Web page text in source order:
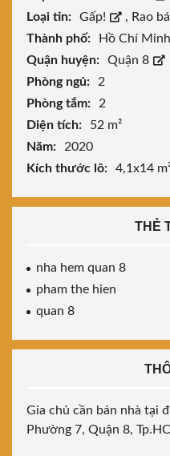
Loại tin:
Gấp! , Rao
Thành phố:
Hồ Chí Minh
Quận huyện:
Quận 8
Phòng ngủ:
2
Phòng tắm:
2
Diện tích:
52 m²
Năm:
2020
Kích thước lô:
4,1x14
THẺ
nha hem quan 8
pham the hien
quan 8
Gia chủ cần bán nhà tại
Phường 7, Quận 8,